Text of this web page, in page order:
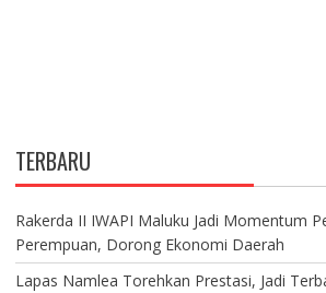
TERBARU
Rakerda II IWAPI Maluku Jadi Momentum
Perempuan, Dorong Ekonomi Daerah
Lapas Namlea Torehkan Prestasi, Jadi